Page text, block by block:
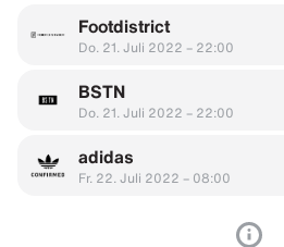
Footdistrict
Do. 21. Juli 2022 – 22:00
BSTN
Do. 21. Juli 2022 – 22:00
adidas
Fr. 22. Juli 2022 – 08:00